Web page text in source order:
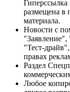
Гиперссылка
размещена в
материала.
Новости с
"Тест-
правах
Раздел
Любое